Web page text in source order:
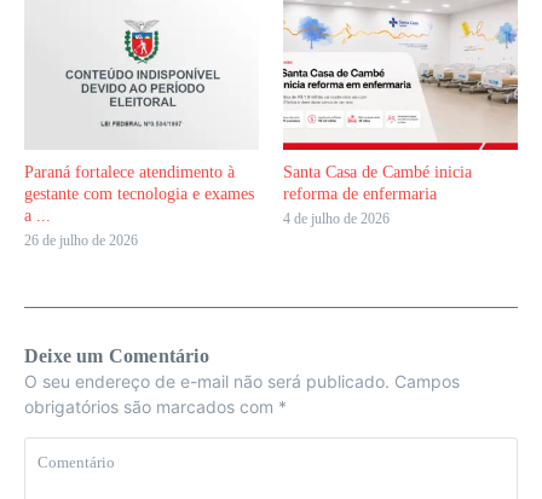
Paraná fortalece atendimento à
gestante com tecnologia e exames
a ...
26 de julho de 2026
Santa Casa de Cambé inicia
reforma de enfermaria
4 de julho de 2026
Deixe um Comentário
O seu endereço de e-mail não será publicado. Campos
obrigatórios são marcados com *